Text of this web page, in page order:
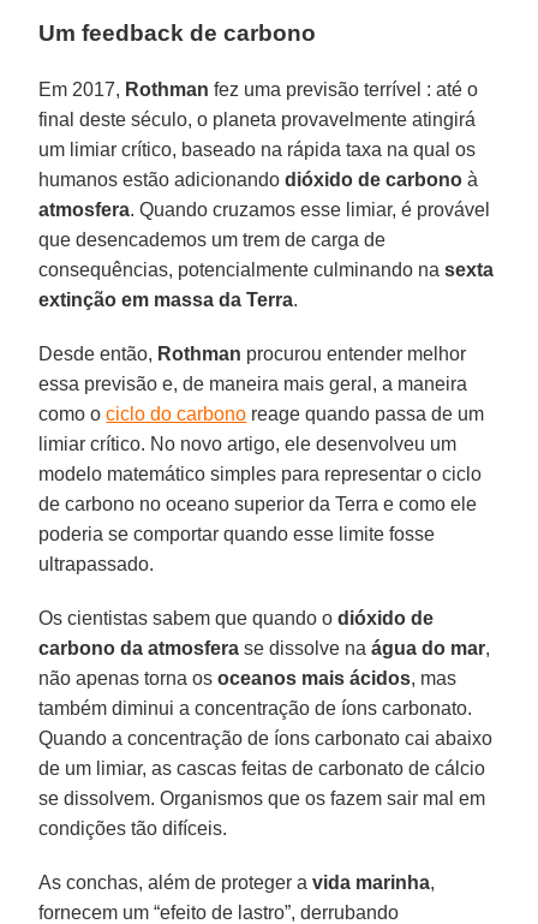
Um feedback de carbono
Em 2017, Rothman fez uma previsão terrível : até o
final deste século, o planeta provavelmente atingirá
um limiar crítico, baseado na rápida taxa na qual os
humanos estão adicionandodióxido de carbono à
atmosfera. Quando cruzamos esse limiar, é provável
que desencademos um trem de carga de
consequências, potencialmente culminando nasexta
extinção em massa da Terra.
Desde então, Rothman procurou entender melhor
essa previsão e, de maneira mais geral, a maneira
como ociclo do carbono reage quando passa de um
limiar crítico. No novo artigo, ele desenvolveu um
modelo matemático simples para representar o ciclo
de carbono no oceano superior da Terra e como ele
poderia se comportar quando esse limite fosse
ultrapassado.
Os cientistas sabem que quando odióxido de
carbono da atmosfera se dissolve naágua do mar,
não apenas torna osoceanos mais ácidos, mas
também diminui a concentração de íons carbonato.
Quando a concentração de íons carbonato cai abaixo
de um limiar, as cascas feitas de carbonato de cálcio
se dissolvem. Organismos que os fazem sair mal em
condições tão difíceis.
As conchas, além de proteger avida marinha,
fornecem um “efeito de lastro”, derrubando